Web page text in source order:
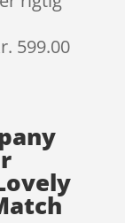
599.00